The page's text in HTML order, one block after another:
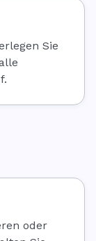
Sie
oder